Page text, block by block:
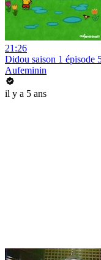
21:26
Didou saison 1 épisode
Aufeminin
il y a 5 ans